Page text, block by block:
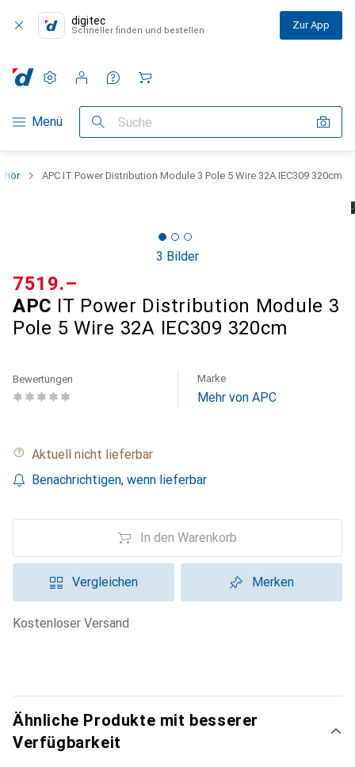
digitec
Schneller finden und bestellen Zur App
Navigation nach Kategorien
Menü Suche
Einstellungen
Kundenkonto
Vergleichslisten
Merklisten
Warenkorb
APC IT Power Distribution Module 3 Pole 5 Wire 32A IEC309 320cm
3 Bilder
APC IT Power Distribution Module 3
Pole 5 Wire 32A IEC309 320cm
CHF
7519.–
Bewertungen Marke
Mehr von APC
Aktuell nicht lieferbar
Benachrichtigen, wenn lieferbar
In den Warenkorb
Vergleichen Merken
kostenloser Versand
Ähnliche Produkte mit besserer
Verfügbarkeit